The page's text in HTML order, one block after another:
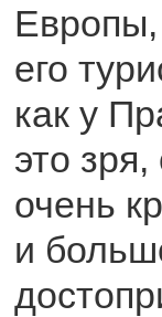
его
как у
это
очень
и